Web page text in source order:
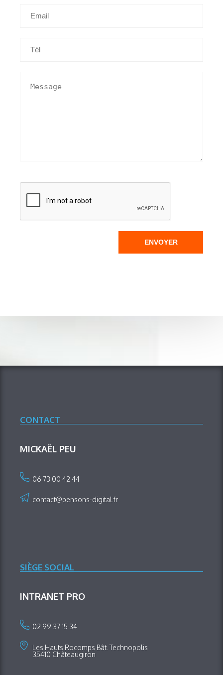
ENVOYER
CONTACT
MICKAËL PEU
06 73 00 42 44
contact@pensons-digital.fr
SIÈGE SOCIAL
INTRANET PRO
02 99 37 15 34
Les Hauts Rocomps Bât. Technopolis
35410 Châteaugiron